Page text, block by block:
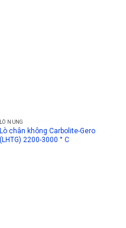
LÒ NUNG
Lò chân không Carbolite-Gero
(LHTG) 2200-3000 ° C